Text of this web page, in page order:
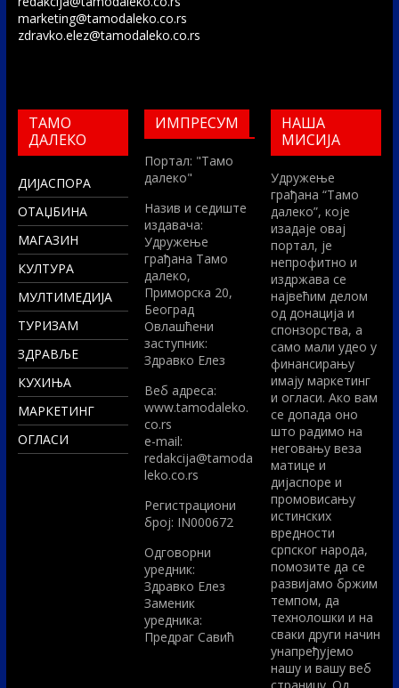
marketing@tamodaleko.co.rs
zdravko.elez@tamodaleko.co.rs
ТАМО
ДАЛЕКО
ДИЈАСПОРА
ОТАЏБИНА
МАГАЗИН
КУЛТУРА
МУЛТИМЕДИЈА
ТУРИЗАМ
ЗДРАВЉЕ
КУХИЊА
МАРКЕТИНГ
ОГЛАСИ
ИМПРЕСУМ
Портал: "Тамо
далеко"
Назив и седиште
издавача:
Удружење
грађана Тамо
далеко,
Приморска 20,
Београд
Овлашћени
заступник:
Здравко Елез
Вeб адреса:
www.tamodaleko.
co.rs
e-mail:
redakcija@tamoda
leko.co.rs
Регистрациони
број: IN000672
Одговорни
уредник:
Здравко Елез
Заменик
уредника:
Предраг Савић
НАША
МИСИЈА
Удружење
грађана “Тамо
далеко”, које
изадаје овај
портал, је
непрофитно и
издржава се
највећим делом
од донација и
спонзорства, а
само мали удео у
финансирању
имају маркетинг
и огласи. Ако вам
се допада оно
што радимо на
неговању веза
матице и
дијаспоре и
промовисању
истинских
вредности
српског народа,
помозите да се
развијамо бржим
темпом, да
технолошки и на
сваки други начин
унапређујемо
нашу и вашу веб